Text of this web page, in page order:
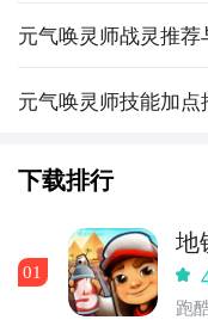
元气唤灵师战灵推
元气唤灵师技能加
下载排行
01
地
跑